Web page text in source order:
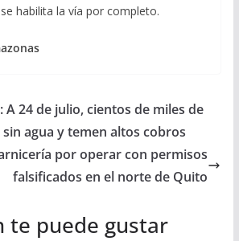
habilita la vía por completo.
A 24 de julio, cientos de miles de
agua y temen altos cobros
por operar con permisos
falsificados en el norte de Quito
te puede gustar